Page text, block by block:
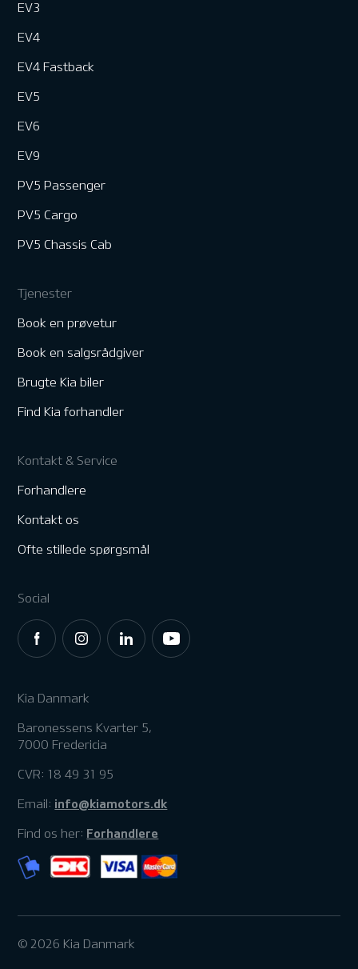
EV3
EV4
EV4 Fastback
EV5
EV6
EV9
PV5 Passenger
PV5 Cargo
PV5 Chassis Cab
Tjenester
Book en prøvetur
Book en salgsrådgiver
Brugte Kia biler
Find Kia forhandler
Kontakt & Service
Forhandlere
Kontakt os
Ofte stillede spørgsmål
Social
Kia Danmark
Baronessens Kvarter 5,
7000 Fredericia
CVR: 18 49 31 95
Email: info@kiamotors.dk
Find os her: Forhandlere
© 2026 Kia Danmark